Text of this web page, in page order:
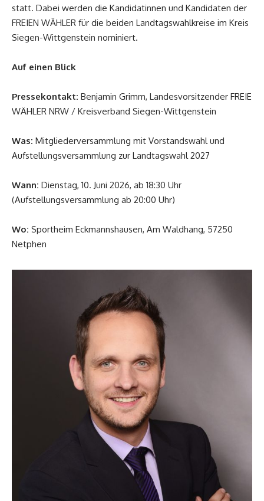
statt. Dabei werden die Kandidatinnen und Kandidaten der
FREIEN WÄHLER für die beiden Landtagswahlkreise im Kreis
Siegen-Wittgenstein nominiert.
Auf einen Blick
Pressekontakt: Benjamin Grimm, Landesvorsitzender FREIE
WÄHLER NRW / Kreisverband Siegen-Wittgenstein
Was: Mitgliederversammlung mit Vorstandswahl und
Aufstellungsversammlung zur Landtagswahl 2027
Wann: Dienstag, 10. Juni 2026, ab 18:30 Uhr
(Aufstellungsversammlung ab 20:00 Uhr)
Wo: Sportheim Eckmannshausen, Am Waldhang, 57250
Netphen